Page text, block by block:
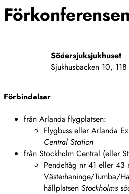
Förkonferensen
Södersjuksjukhuset
Sjukhusbacken 10,
Förbindelser
från Arlanda flygplatsen:
Flygbuss eller Arlanda
Central Station
från Stockholm Central (eller
Pendeltåg nr 41 eller 43
Västerhaninge/Tumba/
hållplatsen Stockholms